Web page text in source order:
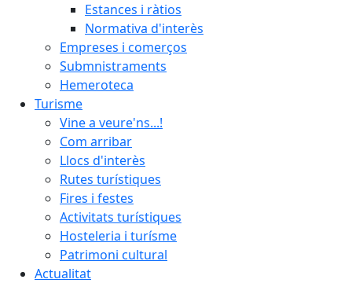
Estances i ràtios
Normativa d'interès
Empreses i comerços
Submnistraments
Hemeroteca
Turisme
Vine a veure'ns...!
Com arribar
Llocs d'interès
Rutes turístiques
Fires i festes
Activitats turístiques
Hosteleria i turísme
Patrimoni cultural
Actualitat